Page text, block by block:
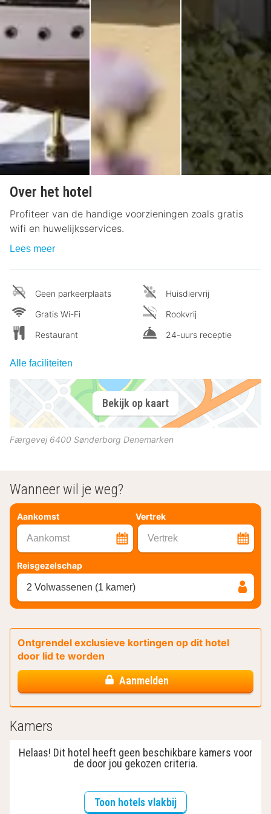
Over het hotel
Profiteer van de handige voorzieningen zoals gratis
wifi en huwelijksservices.
Lees meer
Geen parkeerplaats
Gratis Wi-Fi
Restaurant
Huisdiervrij
Rookvrij
24-uurs receptie
Alle faciliteiten
Bekijk op kaart
Færgevej 6400 Sønderborg Denemarken
Wanneer wil je weg?
Aankomst Vertrek
Aankomst Vertrek
Reisgezelschap
2 Volwassenen (1 kamer)
Ontgrendel exclusieve kortingen op dit hotel
door lid te worden
Aanmelden
Kamers
Helaas! Dit hotel heeft geen beschikbare kamers voor
de door jou gekozen criteria.
Toon hotels vlakbij